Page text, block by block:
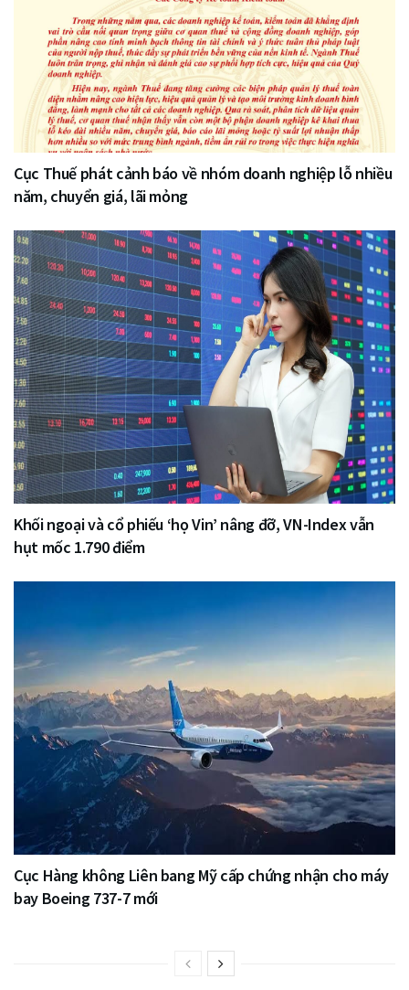
Cục Thuế phát cảnh báo về nhóm doanh nghiệp lỗ nhiều
năm, chuyển giá, lãi mỏng
Khối ngoại và cổ phiếu ‘họ Vin’ nâng đỡ, VN-Index vẫn
hụt mốc 1.790 điểm
Cục Hàng không Liên bang Mỹ cấp chứng nhận cho máy
bay Boeing 737-7 mới